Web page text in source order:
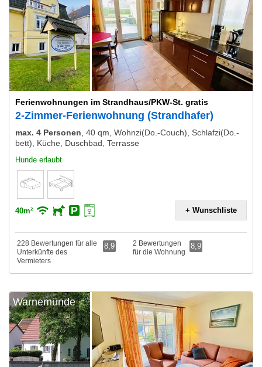
Ferienwohnungen im Strandhaus/PKW-St. gratis
2-Zimmer-Ferienwohnung (Strandhafer)
max. 4 Personen 40 qm, Wohnzi(Do.-Couch), Schlafzi(Do.-
bett), Küche, Duschbad, Terrasse
Hunde erlaubt
40m² + Wunschliste
228 Bewertungen für alle
Unterkünfte des
Vermieters
8,9
2 Bewertungen
für die Wohnung
8,9
Warnemünde